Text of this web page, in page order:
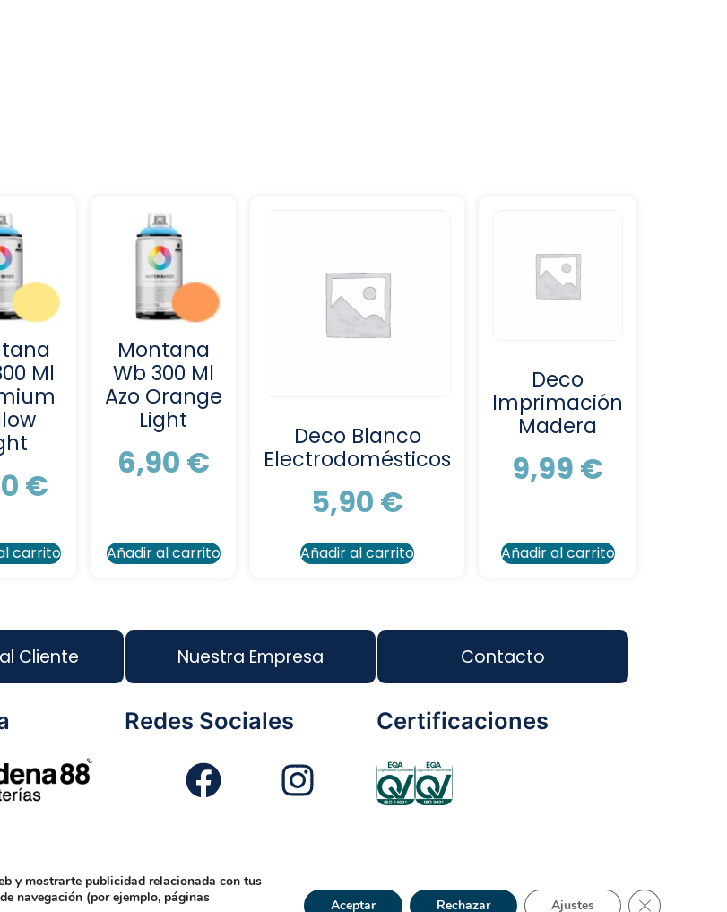
Ml
€
carrito
Montana
Wb 300 Ml
Azo Orange
Light
6,90 €
Añadir al carrito
Deco Blanco
Electrodomésticos
5,90 €
Añadir al carrito
Deco
Imprimación
Madera
9,99 €
Añadir al carrito
Cliente Nuestra Empresa
Redes Sociales
Contacto
Certificaciones
de Cookies Política de Gestión Política de Privacidad Reciclaje Tienda Online
y mostrarte publicidad relacionada con tus
navegación (por ejemplo, páginas
Aceptar Rechazar Ajustes Cerrar el